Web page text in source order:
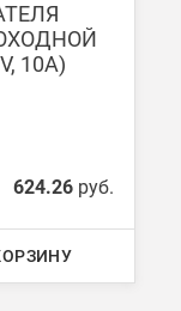
10A)
624.26 руб.